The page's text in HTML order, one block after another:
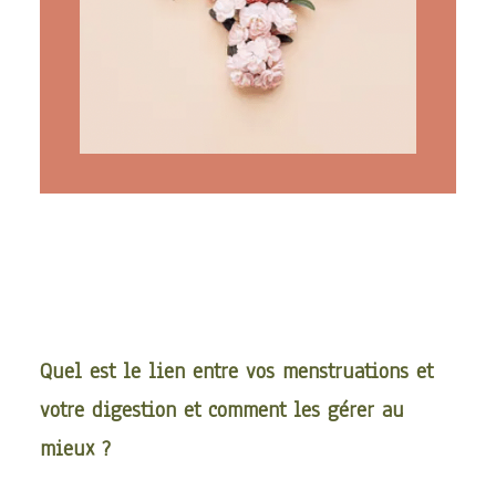
ARTICLES
YOGA
faire le quiz
Quel est le lien entre vos menstruations et
votre digestion et comment les gérer au
mieux ?